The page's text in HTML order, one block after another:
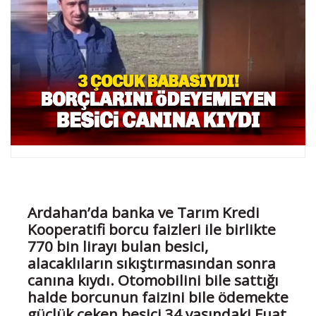
Ardahan’da banka ve Tarım Kredi
Kooperatifi borcu faizleri ile birlikte
770 bin lirayı bulan besici,
alacaklıların sıkıştırmasından sonra
canına kıydı. Otomobilini bile sattığı
halde borcunun faizini bile ödemekte